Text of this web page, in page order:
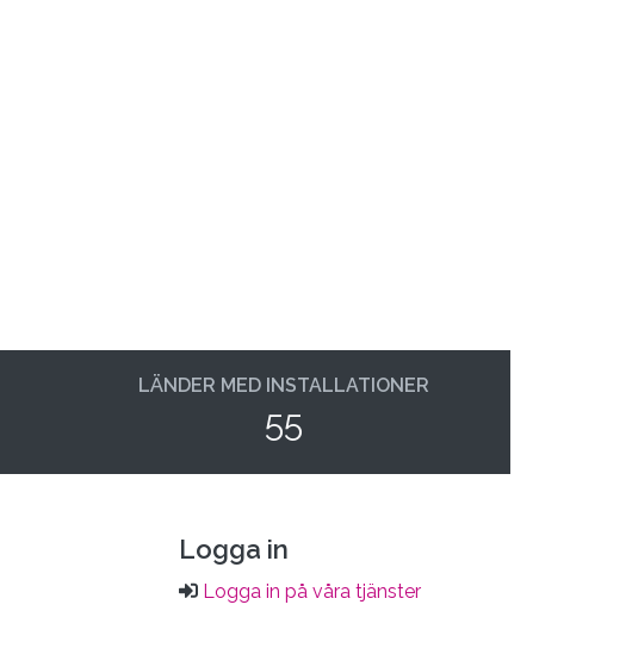
LÄNDER MED INSTALLATIONER
55
Logga in
Logga in på våra tjänster